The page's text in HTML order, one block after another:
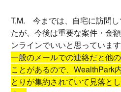
T.M. 今までは、自宅に訪問
たが、今後は重要な案件・金
ンラインでいいと思っています
一般のメールでの連絡だと他
ことがあるので、WealthPark
とりが集約されていて見落と